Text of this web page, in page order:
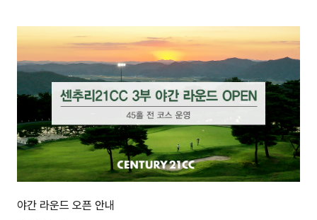
야간 라운드 오픈 안내